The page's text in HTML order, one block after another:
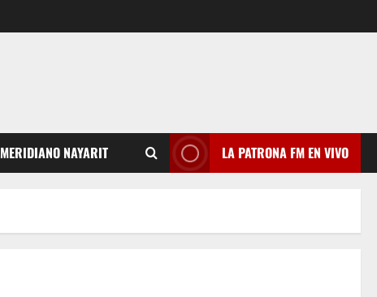
MERIDIANO NAYARIT LA PATRONA FM EN VIVO